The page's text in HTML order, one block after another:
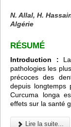
N. Allal, H.
Algérie
RÉSUMÉ
Introduction :
pathologies les
précoces des
depuis longtemps
Curcuma longa
effets sur la santé
Lire la suite...